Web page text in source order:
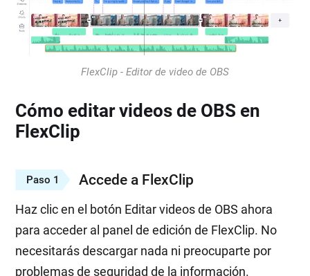
FlexClip - Editor de video de OBS
Cómo editar videos de OBS en
FlexClip
Paso 1 Accede a FlexClip
Haz clic en el botón Editar videos de OBS ahora
para acceder al panel de edición de FlexClip. No
necesitarás descargar nada ni preocuparte por
problemas de seguridad de la información.